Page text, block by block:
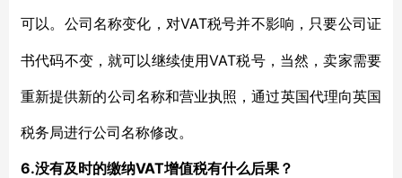
可以。公司名称变化，对VAT税号并不影响，只要公司证
书代码不变，就可以继续使用VAT税号，当然，卖家需要
重新提供新的公司名称和营业执照，通过英国代理向英国
税务局进行公司名称修改。
6.没有及时的缴纳VAT增值税有什么后果？